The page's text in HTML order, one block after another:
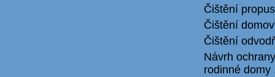
Čištění
Čištění
Čištění
Návrh
rodinné domy